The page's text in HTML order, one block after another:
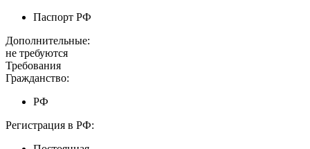
Паспорт РФ
Дополнительные:
не требуются
Требования
Гражданство:
РФ
Регистрация в РФ: